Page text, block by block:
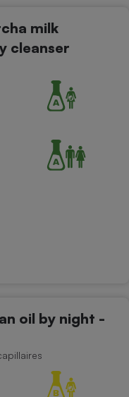
milk
cleanser
oil by night -